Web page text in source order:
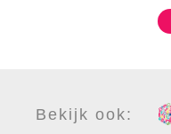
Bekijk ook: